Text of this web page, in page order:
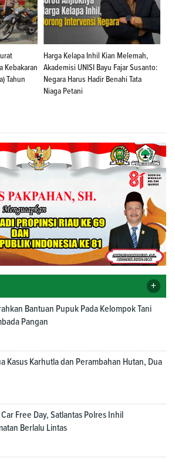
Kebakaran
Tahun
Harga Kelapa Inhil Kian Melemah,
Akademisi UNISI Bayu Fajar Susanto:
Negara Harus Hadir Benahi Tata
Niaga Petani
+
Bantuan Pupuk Pada Kelompok Tani
Pangan
Kasus Karhutla dan Perambahan Hutan, Dua
Free Day, Satlantas Polres Inhil
Berlalu Lintas